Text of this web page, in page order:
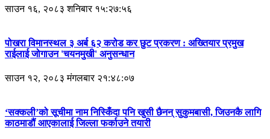
साउन १६, २०८३ शनिबार १५:२७:५६
पोखरा विमानस्थल ३ अर्ब ६२ करोड कर छुट प्रकरण : अख्तियार प्रमुख
राईलाई जोगाउन 'चयनमुखी' अनुसन्धान
साउन १२, २०८३ मंगलबार २१:४८:०७
‘सक्कली’को सूचीमा नाम निस्किँदा पनि खुसी छैनन् सुकुमबासी, जिउनकै लागि
काठमाडौं आएकालाई जिल्ला फर्काउने तयारी